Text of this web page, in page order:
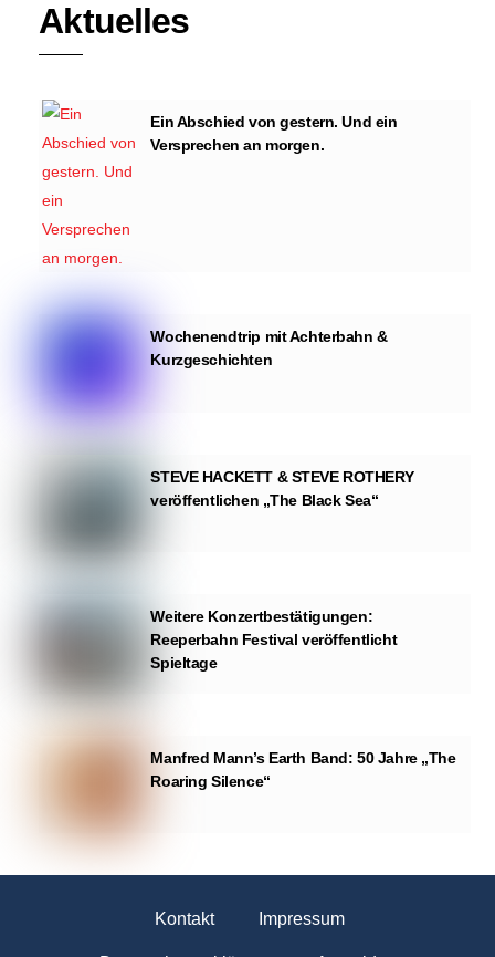
Aktuelles
Ein Abschied von gestern. Und ein
Versprechen an morgen.
Wochenendtrip mit Achterbahn &
Kurzgeschichten
STEVE HACKETT & STEVE ROTHERY
veröffentlichen „The Black Sea“
Weitere Konzertbestätigungen:
Reeperbahn Festival veröffentlicht
Spieltage
Manfred Mann’s Earth Band: 50 Jahre „The
Roaring Silence“
Kontakt Impressum